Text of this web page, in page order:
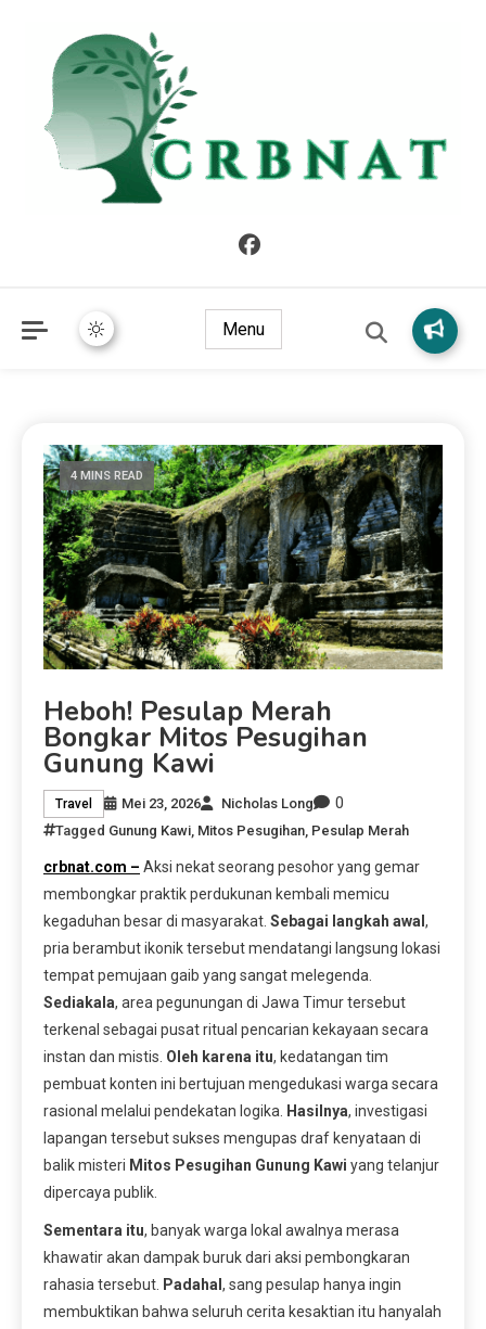
Menu
4 MINS READ
Heboh! Pesulap Merah
Bongkar Mitos Pesugihan
Gunung Kawi
Travel Mei 23, 2026 Nicholas Long 0
Tagged Gunung Kawi, Mitos Pesugihan, Pesulap Merah
crbnat.com – Aksi nekat seorang pesohor yang gemar
membongkar praktik perdukunan kembali memicu
kegaduhan besar di masyarakat. Sebagai langkah awal ,
pria berambut ikonik tersebut mendatangi langsung lokasi
tempat pemujaan gaib yang sangat melegenda.
Sediakala, area pegunungan di Jawa Timur tersebut
terkenal sebagai pusat ritual pencarian kekayaan secara
instan dan mistis. Oleh karena itu, kedatangan tim
pembuat konten ini bertujuan mengedukasi warga secara
rasional melalui pendekatan logika. Hasilnya, investigasi
lapangan tersebut sukses mengupas draf kenyataan di
balik misteri Mitos Pesugihan Gunung Kawi yang telanjur
dipercaya publik.
Sementara itu, banyak warga lokal awalnya merasa
khawatir akan dampak buruk dari aksi pembongkaran
rahasia tersebut. Padahal , sang pesulap hanya ingin
membuktikan bahwa seluruh cerita kesaktian itu hanyalah